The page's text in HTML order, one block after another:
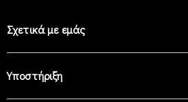
Σχετικά με εμάς
Υποστήριξη